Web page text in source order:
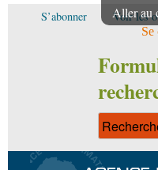
Aller au
S’abonner Voir les
Se